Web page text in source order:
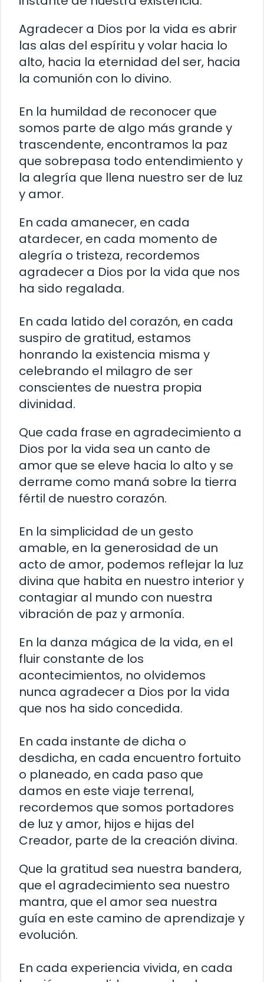
Agradecer a Dios por la vida es abrir
las alas del espíritu y volar hacia lo
alto, hacia la eternidad del ser, hacia
la comunión con lo divino.
En la humildad de reconocer que
somos parte de algo más grande y
trascendente, encontramos la paz
que sobrepasa todo entendimiento y
la alegría que llena nuestro ser de luz
y amor.
En cada amanecer, en cada
atardecer, en cada momento de
alegría o tristeza, recordemos
agradecer a Dios por la vida que nos
ha sido regalada.
En cada latido del corazón, en cada
suspiro de gratitud, estamos
honrando la existencia misma y
celebrando el milagro de ser
conscientes de nuestra propia
divinidad.
Que cada frase en agradecimiento a
Dios por la vida sea un canto de
amor que se eleve hacia lo alto y se
derrame como maná sobre la tierra
fértil de nuestro corazón.
En la simplicidad de un gesto
amable, en la generosidad de un
acto de amor, podemos reflejar la luz
divina que habita en nuestro interior y
contagiar al mundo con nuestra
vibración de paz y armonía.
En la danza mágica de la vida, en el
fluir constante de los
acontecimientos, no olvidemos
nunca agradecer a Dios por la vida
que nos ha sido concedida.
En cada instante de dicha o
desdicha, en cada encuentro fortuito
o planeado, en cada paso que
damos en este viaje terrenal,
recordemos que somos portadores
de luz y amor, hijos e hijas del
Creador, parte de la creación divina.
Que la gratitud sea nuestra bandera,
que el agradecimiento sea nuestro
mantra, que el amor sea nuestra
guía en este camino de aprendizaje y
evolución.
En cada experiencia vivida, en cada